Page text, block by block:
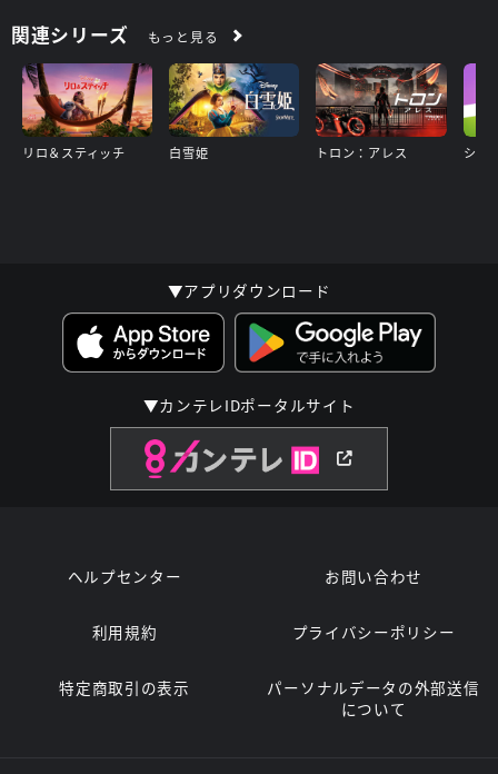
関連シリーズ もっと見る
リロ＆スティッチ 白雪姫 トロン：アレス
▼アプリダウンロード
▼カンテレIDポータルサイト
ヘルプセンター お問い合わせ
利用規約 プライバシーポリシー
特定商取引の表示
パーソナルデータの外部送信
について